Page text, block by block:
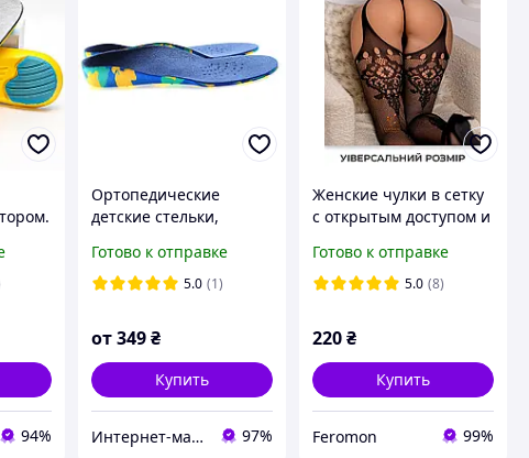
94%
Ортопедические
детские стельки,
стопы (см) до 23.4см,
длина стельки 24,1 см,
Готово к отправке
5.0 (1)
от 349 ₴
Купить
Интернет-магазин "Ecopoint" 97%
Женские чулки в сетку
с открытым доступом и
колготки на поясе с
имитацией чулок
Готово к отправке
5.0 (8)
220₴
Купить
Feromon 99%